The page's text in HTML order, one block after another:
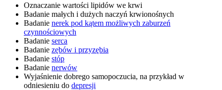
Oznaczanie wartości lipidów we krwi
Badanie małych i dużych naczyń krwionośnych
Badanie nerek pod kątem możliwych zaburzeń
czynnościowych
Badanie serca
Badanie zębów i przyzębia
Badanie stóp
Badanie nerwów
Wyjaśnienie dobrego samopoczucia, na przykład w
odniesieniu do depresji